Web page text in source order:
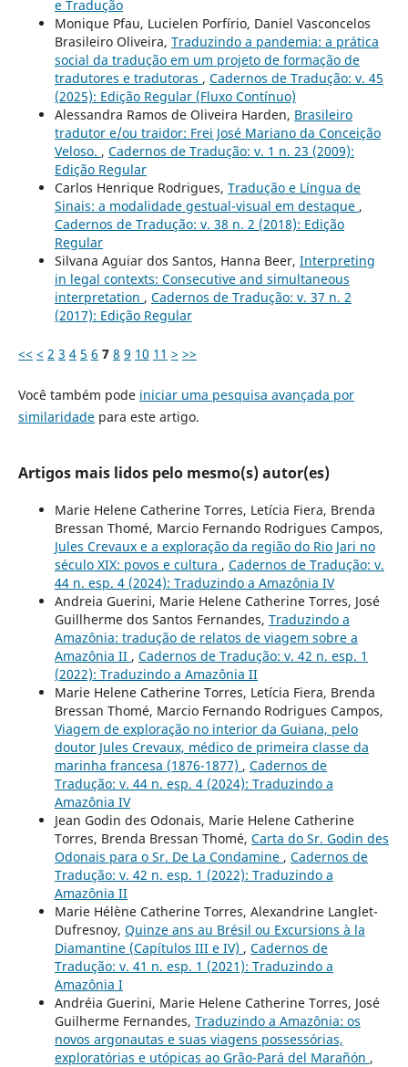
e Tradução
Monique Pfau, Lucielen Porfírio, Daniel Vasconcelos
Brasileiro Oliveira, Traduzindo a pandemia: a prática
social da tradução em um projeto de formação de
tradutores e tradutoras , Cadernos de Tradução: v. 45
(2025): Edição Regular (Fluxo Contínuo)
Alessandra Ramos de Oliveira Harden, Brasileiro
tradutor e/ou traidor: Frei José Mariano da Conceição
Veloso. , Cadernos de Tradução: v. 1 n. 23 (2009):
Edição Regular
Carlos Henrique Rodrigues, Tradução e Língua de
Sinais: a modalidade gestual-visual em destaque ,
Cadernos de Tradução: v. 38 n. 2 (2018): Edição
Regular
Silvana Aguiar dos Santos, Hanna Beer, Interpreting
in legal contexts: Consecutive and simultaneous
interpretation , Cadernos de Tradução: v. 37 n. 2
(2017): Edição Regular
<< < 2 3 4 5 6 7 8 9 10 11 > >>
Você também pode iniciar uma pesquisa avançada por
similaridadepara este artigo.
Artigos mais lidos pelo mesmo(s) autor(es)
Marie Helene Catherine Torres, Letícia Fiera, Brenda
Bressan Thomé, Marcio Fernando Rodrigues Campos,
Jules Crevaux e a exploração da região do Rio Jari no
século XIX: povos e cultura , Cadernos de Tradução: v.
44 n. esp. 4 (2024): Traduzindo a Amazônia IV
Andreia Guerini, Marie Helene Catherine Torres, José
Guillherme dos Santos Fernandes, Traduzindo a
Amazônia: tradução de relatos de viagem sobre a
Amazônia II , Cadernos de Tradução: v. 42 n. esp. 1
(2022): Traduzindo a Amazônia II
Marie Helene Catherine Torres, Letícia Fiera, Brenda
Bressan Thomé, Marcio Fernando Rodrigues Campos,
Viagem de exploração no interior da Guiana, pelo
doutor Jules Crevaux, médico de primeira classe da
marinha francesa (1876-1877) , Cadernos de
Tradução: v. 44 n. esp. 4 (2024): Traduzindo a
Amazônia IV
Jean Godin des Odonais, Marie Helene Catherine
Torres, Brenda Bressan Thomé, Carta do Sr. Godin des
Odonais para o Sr. De La Condamine , Cadernos de
Tradução: v. 42 n. esp. 1 (2022): Traduzindo a
Amazônia II
Marie Hélène Catherine Torres, Alexandrine Langlet-
Dufresnoy, Quinze ans au Brésil ou Excursions à la
Diamantine (Capítulos III e IV) , Cadernos de
Tradução: v. 41 n. esp. 1 (2021): Traduzindo a
Amazônia I
Andréia Guerini, Marie Helene Catherine Torres, José
Guilherme Fernandes, Traduzindo a Amazônia: os
novos argonautas e suas viagens possessórias,
exploratórias e utópicas ao Grão-Pará del Marañón ,